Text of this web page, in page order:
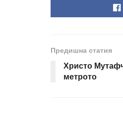
Предишна статия
Христо
метрото